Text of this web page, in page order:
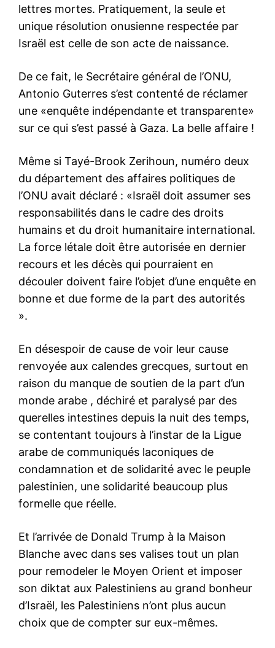
lettres mortes. Pratiquement, la seule et
unique résolution onusienne respectée par
Israël est celle de son acte de naissance.
De ce fait, le Secrétaire général de l’ONU,
Antonio Guterres s’est contenté de réclamer
une «enquête indépendante et transparente»
sur ce qui s’est passé à Gaza. La belle affaire !
Même si Tayé-Brook Zerihoun, numéro deux
du département des affaires politiques de
l’ONU avait déclaré : «Israël doit assumer ses
responsabilités dans le cadre des droits
humains et du droit humanitaire international.
La force létale doit être autorisée en dernier
recours et les décès qui pourraient en
découler doivent faire l’objet d’une enquête en
bonne et due forme de la part des autorités
».
En désespoir de cause de voir leur cause
renvoyée aux calendes grecques, surtout en
raison du manque de soutien de la part d’un
monde arabe , déchiré et paralysé par des
querelles intestines depuis la nuit des temps,
se contentant toujours à l’instar de la Ligue
arabe de communiqués laconiques de
condamnation et de solidarité avec le peuple
palestinien, une solidarité beaucoup plus
formelle que réelle.
Et l’arrivée de Donald Trump à la Maison
Blanche avec dans ses valises tout un plan
pour remodeler le Moyen Orient et imposer
son diktat aux Palestiniens au grand bonheur
d’Israël, les Palestiniens n’ont plus aucun
choix que de compter sur eux-mêmes.